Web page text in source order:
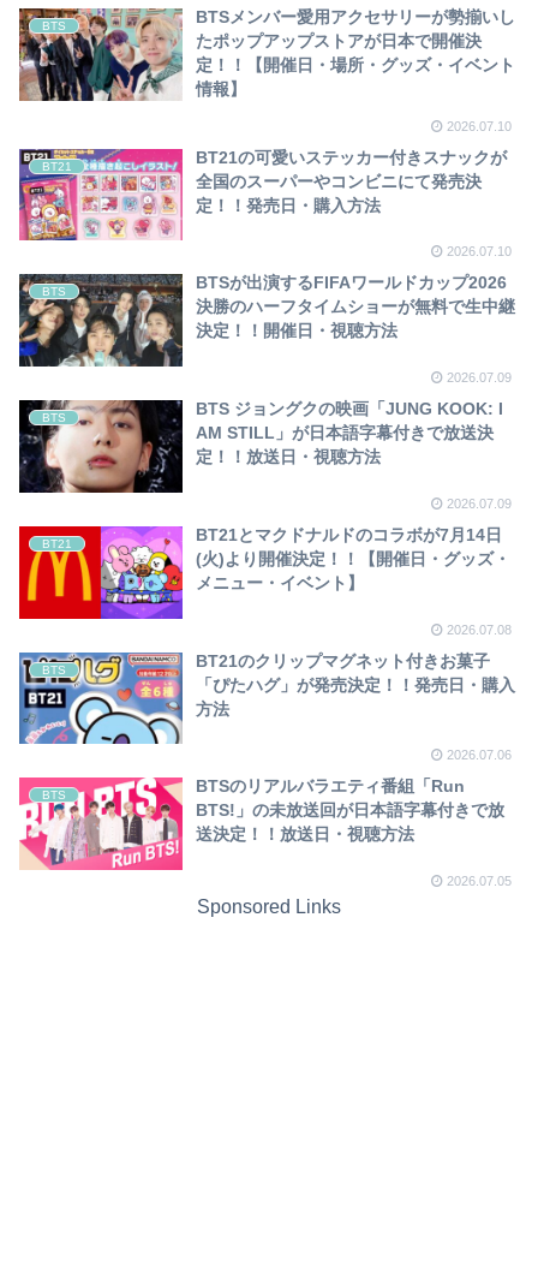
BTS
BTSメンバー愛用アクセサリーが勢揃いし
たポップアップストアが日本で開催決
定！！【開催日・場所・グッズ・イベント
情報】
2026.07.10
BT21
BT21の可愛いステッカー付きスナックが
全国のスーパーやコンビニにて発売決
定！！発売日・購入方法
2026.07.10
BTS
BTSが出演するFIFAワールドカップ2026
決勝のハーフタイムショーが無料で生中継
決定！！開催日・視聴方法
2026.07.09
BTS
BTS ジョングクの映画「JUNG KOOK: I
AM STILL」が日本語字幕付きで放送決
定！！放送日・視聴方法
2026.07.09
BT21
BT21とマクドナルドのコラボが7月14日
(火)より開催決定！！【開催日・グッズ・
メニュー・イベント】
2026.07.08
BTS
BT21のクリップマグネット付きお菓子
「ぴたハグ」が発売決定！！発売日・購入
方法
2026.07.06
BTS
BTSのリアルバラエティ番組「Run
BTS!」の未放送回が日本語字幕付きで放
送決定！！放送日・視聴方法
2026.07.05
Sponsored Links